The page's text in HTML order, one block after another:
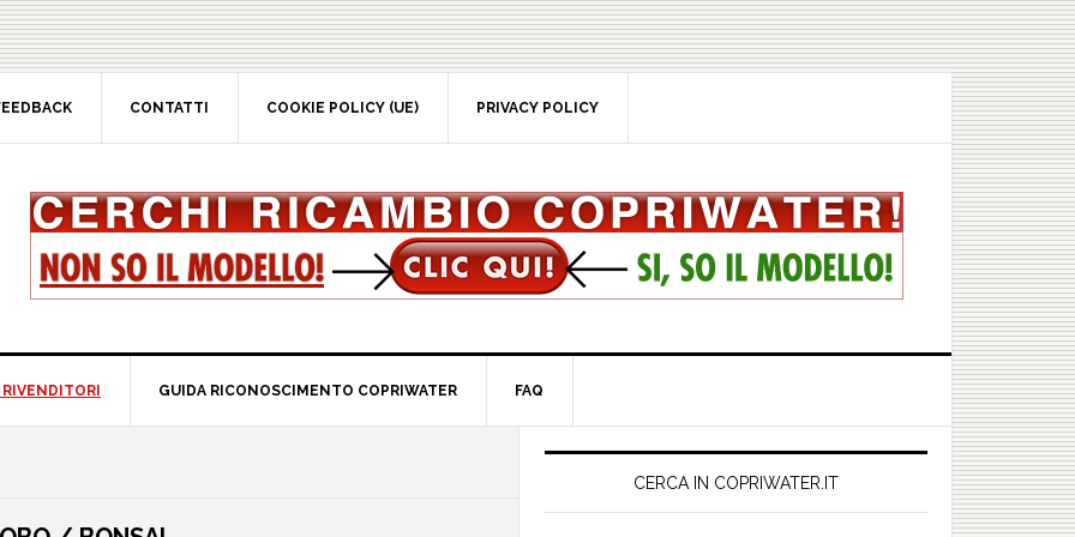
CONTATTI COOKIE POLICY (UE) PRIVACY POLICY
GUIDA RICONOSCIMENTO COPRIWATER FAQ
Primary
SidebarCERCA IN COPRIWATER.IT